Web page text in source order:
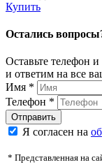
Купить
Остались
Оставьте телефон
и ответим на все
Имя *
Телефон *
Я согласен на
* Представленная на